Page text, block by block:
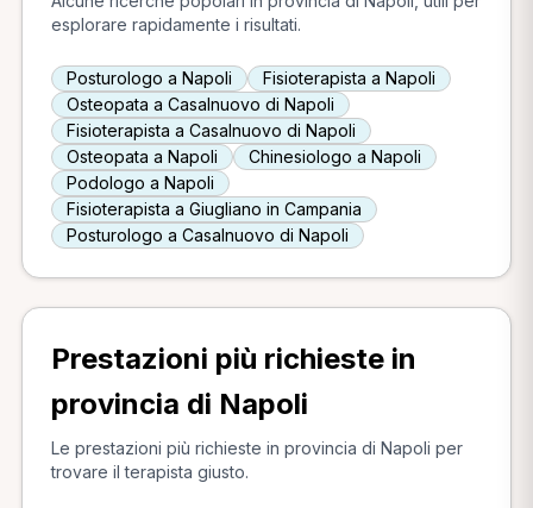
esplorare rapidamente i risultati.
Posturologo a Napoli
Fisioterapista a Napoli
Osteopata a Casalnuovo di Napoli
Fisioterapista a Casalnuovo di Napoli
Osteopata a Napoli
Chinesiologo a Napoli
Podologo a Napoli
Fisioterapista a Giugliano in Campania
Posturologo a Casalnuovo di Napoli
Prestazioni più richieste in
provincia di Napoli
Le prestazioni più richieste in provincia di Napoli per
trovare il terapista giusto.